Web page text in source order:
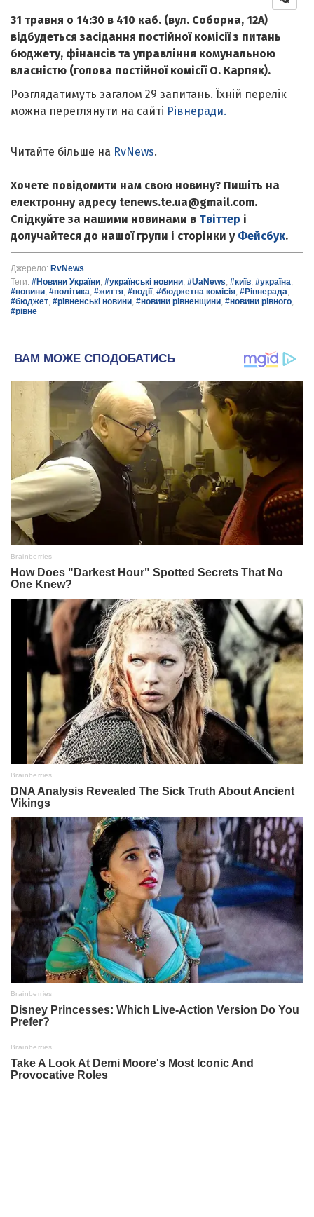
31 травня о 14:30 в 410 каб. (вул. Соборна, 12А)
відбудеться засідання постійної комісії з питань
бюджету, фінансів та управління комунальною
власністю (голова постійної комісії О. Карпяк).
Розглядатимуть загалом 29 запитань. Їхній перелік
можна переглянути на сайті Рівнеради.
Читайте більше на RvNews.
Хочете повідомити нам свою новину? Пишіть на
електронну адресу tenews.te.ua@gmail.com.
Слідкуйте за нашими новинами в Твіттер і
долучайтеся до нашої групи і сторінки у Фейсбук.
Джерело: RvNews
Теги: #Новини України, #українські новини, #UaNews, #київ, #україна,
#новини, #політика, #життя, #події, #бюджетна комісія, #Рівнерада,
#бюджет, #рівненські новини, #новини рівненщини, #новини рівного,
#рівне